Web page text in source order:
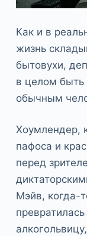
Как и в
жизнь
бытовухи,
в целом быть
обычным
Хоумлендер,
пафоса и
перед
Мэйв, когда-